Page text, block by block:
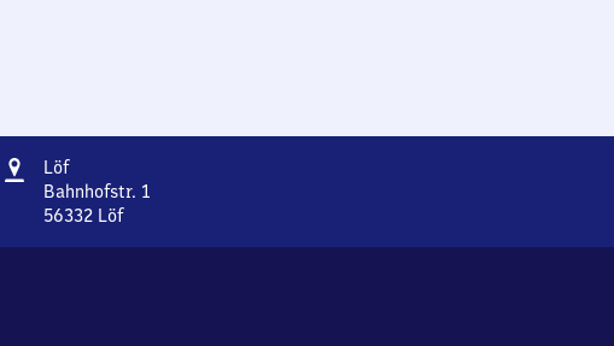
Adresse
LöfLöf
Bahnhofstr. 1
56332 Löf